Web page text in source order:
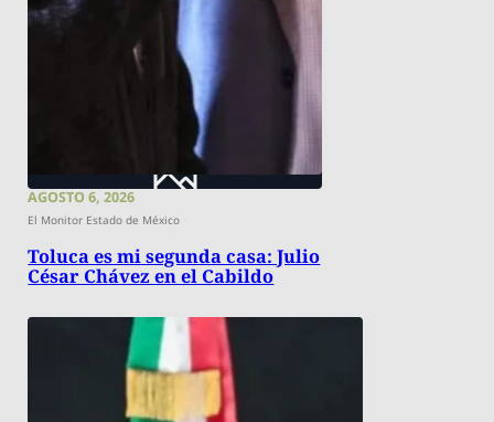
AGOSTO 6, 2026
El Monitor Estado de México
Toluca es mi segunda casa: Julio
César Chávez en el Cabildo